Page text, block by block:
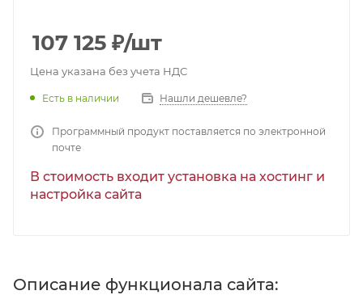
107 125 ₽/шт
Цена указана без учета НДС
Есть в наличии Нашли дешевле?
Программный продукт поставляется по электронной
почте
В стоимость входит установка на хостинг и
настройка сайта
Описание функционала сайта: